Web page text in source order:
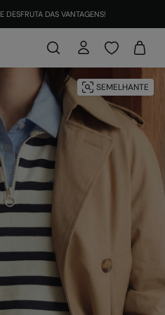
E DESFRUTA DAS VANTAGENS!
SEMELHANTE